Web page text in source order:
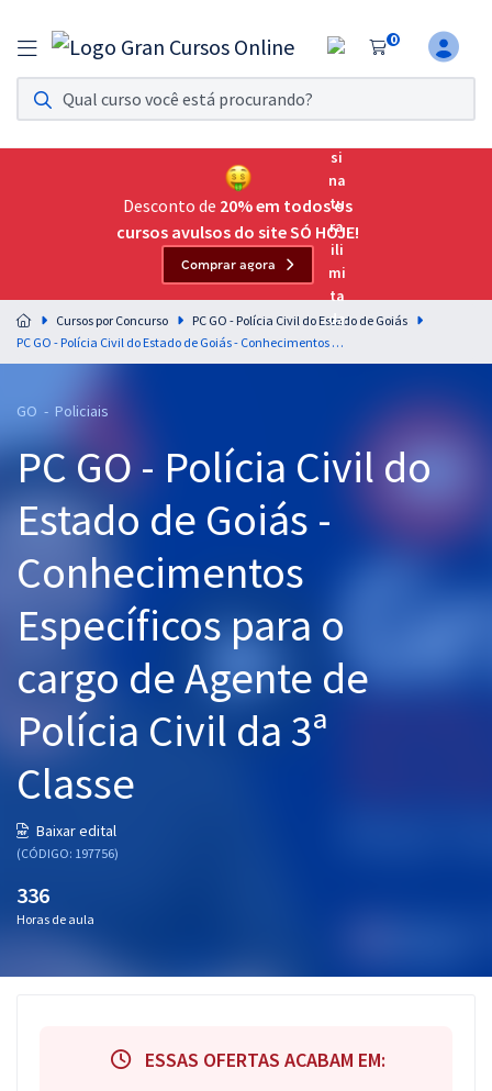
0
Assinatura Ilimitada 11
Acesso a todos os cursos. Teste grátis por 7 dias!
Assinatura OAB Até Passar
Acesso ilimitado a toda preparação para o Exame da
Residências Multiprofissionais
Preparação completa e intensiva para as principais
residências em saúde do Brasil
Cursos 20% OFF
Pós
Graduação
OAB
Questões grátis
Aprovados
Desconto de 20% em todos os
cursos avulsos do site SÓ HOJE!
Comprar agora
Cursos por Concurso
PC GO - Polícia Civil do Estado de Goiás
PC GO - Polícia Civil do Estado de Goiás - Conhecimentos Específicos para o cargo de Agente de Polícia Civil da 3ª Classe
GO - Policiais
PC GO - Polícia Civil do
Estado de Goiás -
Conhecimentos
Específicos para o
cargo de Agente de
Polícia Civil da 3ª
Classe
Baixar edital
(CÓDIGO: 197756)
336
Horas de aula
ESSAS OFERTAS ACABAM EM: